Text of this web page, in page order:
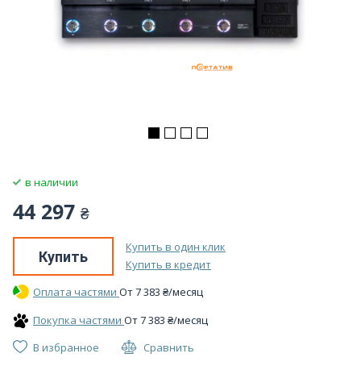
в наличии
44 297 ₴
Купить
Купить в один клик
Купить в кредит
Оплата частями От7 383 ₴/месяц
Покупка частями От7 383 ₴/месяц
В избранное
Сравнить